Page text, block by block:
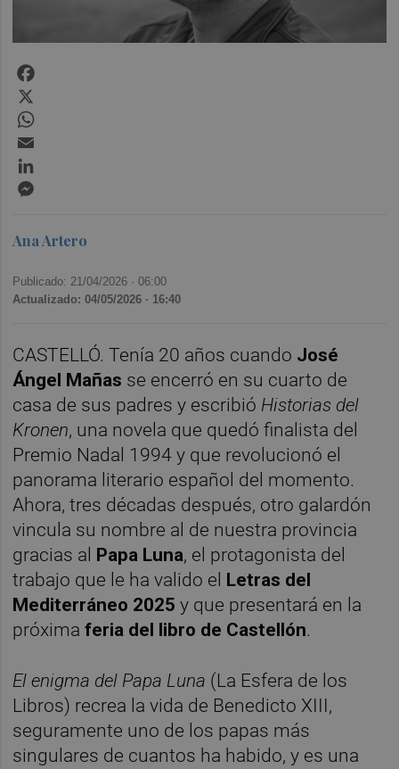
Ana Artero
Publicado: 21/04/2026 ·06:00
Actualizado: 04/05/2026 · 16:40
CASTELLÓ. Tenía 20 años cuando José
Ángel Mañas se encerró en su cuarto de
casa de sus padres y escribió Historias del
Kronen, una novela que quedó finalista del
Premio Nadal 1994 y que revolucionó el
panorama literario español del momento.
Ahora, tres décadas después, otro galardón
vincula su nombre al de nuestra provincia
gracias al Papa Luna, el protagonista del
trabajo que le ha valido el Letras del
Mediterráneo 2025 y que presentará en la
próximaferia del libro de Castellón.
El enigma del Papa Luna (La Esfera de los
Libros) recrea la vida de Benedicto XIII,
seguramente uno de los papas más
singulares de cuantos ha habido, y es una